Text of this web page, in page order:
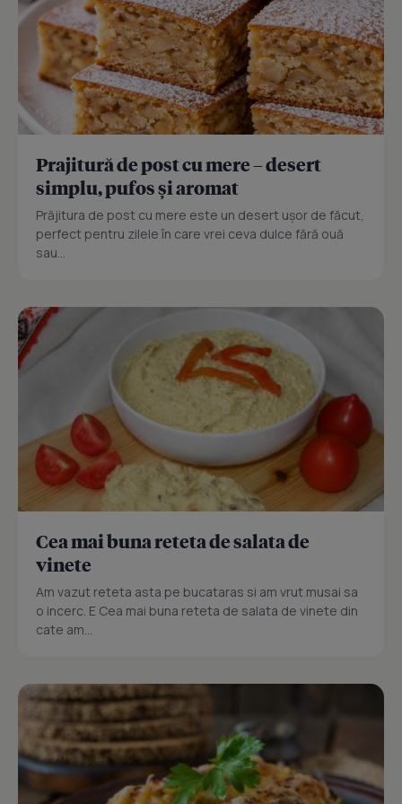
Prajitură de post cu mere – desert
simplu, pufos și aromat
Prăjitura de post cu mere este un desert ușor de făcut,
perfect pentru zilele în care vrei ceva dulce fără ouă
sau...
Cea mai buna reteta de salata de
vinete
Am vazut reteta asta pe bucataras si am vrut musai sa
o incerc. E Cea mai buna reteta de salata de vinete din
cate am...